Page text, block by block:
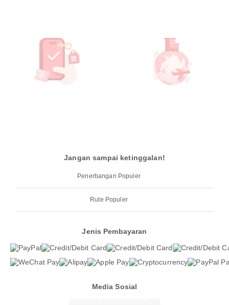
Jangan sampai ketinggalan!
Penerbangan Populer
Rute Populer
Jenis Pembayaran
Media Sosial